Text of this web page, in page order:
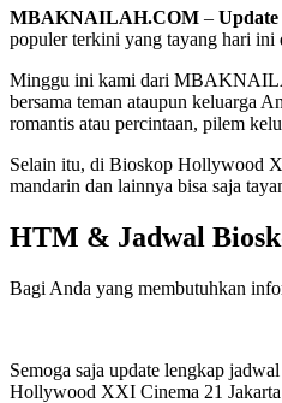
MBAKNAILAH.COM –
populer terkini yang tayang hari
Minggu ini kami dari
bersama teman ataupun keluarga
romantis atau percintaan, pilem
Selain itu, di Bioskop Hollywood
mandarin dan lainnya bisa saja
HTM & Jadwal
Bagi Anda yang membutuhkan
Semoga saja update lengkap
Hollywood XXI Cinema 21